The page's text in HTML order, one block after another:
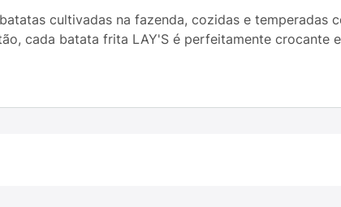
cultivadas na fazenda, cozidas e
cada batata frita LAY'S é perfeitamente crocante